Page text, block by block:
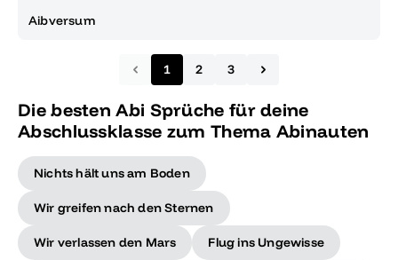
Aibversum
1 2 3
Die besten Abi Sprüche für deine
Abschlussklasse zum Thema Abinauten
Nichts hält uns am Boden
Wir greifen nach den Sternen
Wir verlassen den Mars Flug ins Ungewisse